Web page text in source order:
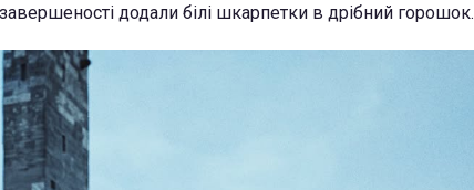
завершеності додали білі шкарпетки в дрібний горошок.